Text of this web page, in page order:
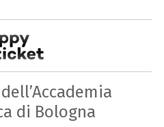
di Bologna